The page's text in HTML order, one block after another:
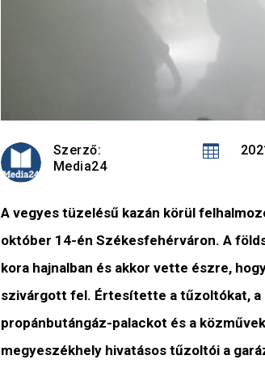
Szerző:
Media24

A vegyes tüzelésű kazán körül
október 14-én Székesfehérváron. A
kora hajnalban és akkor vette észre,
szivárgott fel. Értesítette a tűzoltókat,
propánbutángáz-palackot és a
megyeszékhely hivatásos tűzoltói a